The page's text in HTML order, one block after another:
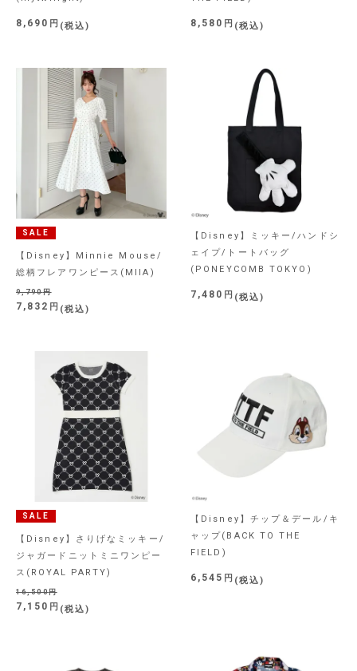
8,690 税込 8,580 税込
SALE
【Disney】Minnie Mouse/
総柄フレアワンピース(MIIA)
9,790
7,832 税込
【Disney】ミッキー/ハンドシ
ェイプ/トートバッグ
(PONEYCOMB TOKYO)
7,480 税込
SALE
【Disney】さりげなミッキー/
ジャガードニットミニワンピー
ス(ROYAL PARTY)
16,500
7,150 税込
【Disney】チップ＆デール/キ
ャップ(BACK TO THE
FIELD)
6,545 税込